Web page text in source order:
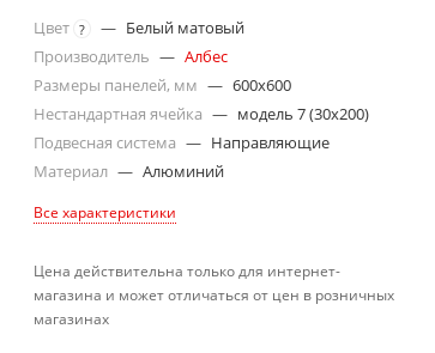
Цвет ? — Белый матовый
Производитель — Албес
Размеры панелей, мм — 600x600
Нестандартная ячейка — модель 7 (30х200)
Подвесная система — Направляющие
Материал — Алюминий
Все характеристики
Цена действительна только для интернет-
магазина и может отличаться от цен в розничных
магазинах